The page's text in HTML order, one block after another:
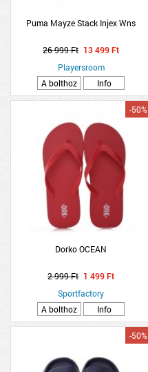
Puma Mayze Stack Injex Wns
26 999 Ft 13 499 Ft
Playersroom
A bolthoz
Info
Dorko OCEAN
-50%
2 999 Ft 1 499 Ft
Sportfactory
A bolthoz
Info
-50%